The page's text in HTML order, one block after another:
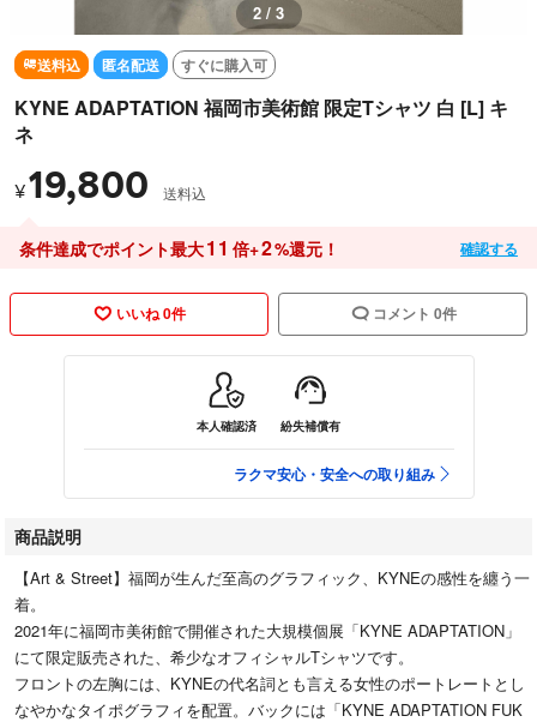
2 / 3
送料込 匿名配送 すぐに購入可
KYNE ADAPTATION 福岡市美術館 限定Tシャツ 白 [L] キ
ネ
¥19,800 送料込
条件達成でポイント最大11 倍+2%還元！ 確認する
いいね 0件 コメント 0件
本人確認済 紛失補償有
ラクマ安心・安全への取り組み
商品説明
【Art & Street】福岡が生んだ至高のグラフィック、KYNEの感性を纏う一
着。
2021年に福岡市美術館で開催された大規模個展「KYNE ADAPTATION」
にて限定販売された、希少なオフィシャルTシャツです。
フロントの左胸には、KYNEの代名詞とも言える女性のポートレートとし
なやかなタイポグラフィを配置。バックには「KYNE ADAPTATION FUK